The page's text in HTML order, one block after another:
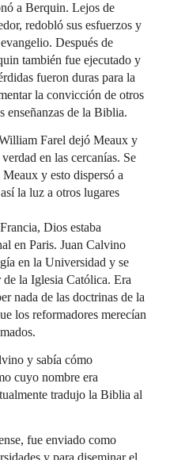
a Berquin. Lejos de
redobló sus esfuerzos y
Después de
también fue ejecutado y
fueron duras para la
la convicción de otros
enseñanzas de la Biblia.
Farel dejó Meaux y
en las cercanías. Se
y esto dispersó a
la luz a otros lugares
Dios estaba
en Paris. Juan Calvino
en la Universidad y se
la Iglesia Católica. Era
nada de las doctrinas de la
los reformadores merecían
y sabía cómo
cuyo nombre era
tradujo la Biblia al
fue enviado como
y para diseminar el